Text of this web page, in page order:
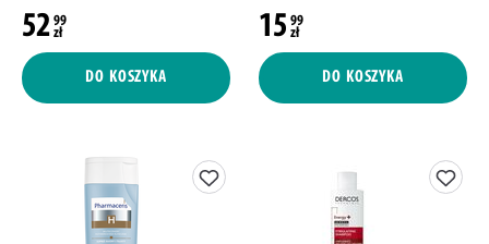
52 99
zł
DO KOSZYKA
15 99
zł
DO KOSZYKA